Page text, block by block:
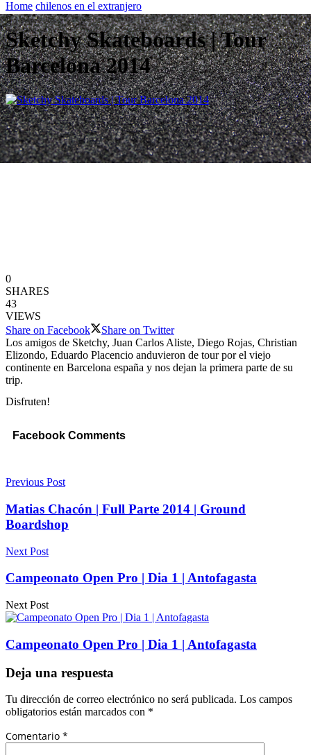
Home chilenos en el extranjero
Sketchy Skateboards | Tour
Barcelona 2014
0
SHARES
43
VIEWS
Share on Facebook
Share on Twitter
Los amigos de Sketchy, Juan Carlos Aliste, Diego Rojas, Christian
Elizondo, Eduardo Placencio anduvieron de tour por el viejo
continente en Barcelona españa y nos dejan la primera parte de su
trip.
Disfruten!
Facebook Comments
Previous Post
Matias Chacón | Full Parte 2014 | Ground
Boardshop
Next Post
Campeonato Open Pro | Dia 1 | Antofagasta
Next Post
Campeonato Open Pro | Dia 1 | Antofagasta
Deja una respuesta
Tu dirección de correo electrónico no será publicada. Los campos
obligatorios están marcados con *
Comentario *